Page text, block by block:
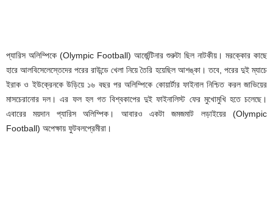
প্যারিস অলিম্পিকে (Olympic Football) আর্জেন্টিনার শুরুটা ছিল নাটকীয়। মরক্কোর কাছে
হারে আলবিসেলেস্তেদের পরের রাউন্ডে খেলা নিয়ে তৈরি হয়েছিল আশঙ্কা। তবে, পরের দুই ম্যাচে
ইরাক ও ইউক্রেনকে উড়িয়ে ১৬ বছর পর অলিম্পিকে কোয়ার্টার ফাইনাল নিশ্চিত করল জাভিয়ের
মাসচেরানোর দল। এর ফল হল গত বিশ্বকাপের দুই ফাইনালিস্ট ফের মুখোমুখি হতে চলেছে।
এবারের ময়দান প্যারিস অলিম্পিক। আবারও একটা জমজমাট লড়াইয়ের (Olympic
Football) অপেক্ষায় ফুটবলপ্রেমীরা।